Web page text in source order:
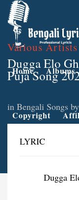
Home Albums
Copyright
Various Artists /
Dugga Elo
Puja Song
in Bengali Songs
LYRIC
Dugga